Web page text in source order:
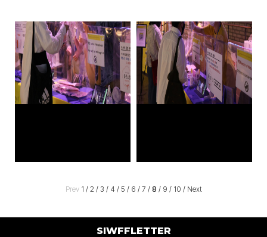
Prev 1 / 2/ 3 / 4 / 5 / 6 / 7 / 8 / 9 / 10 / Next
SIWFFLETTER